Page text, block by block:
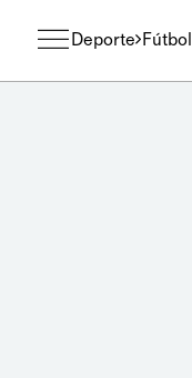
Deporte Fútbol